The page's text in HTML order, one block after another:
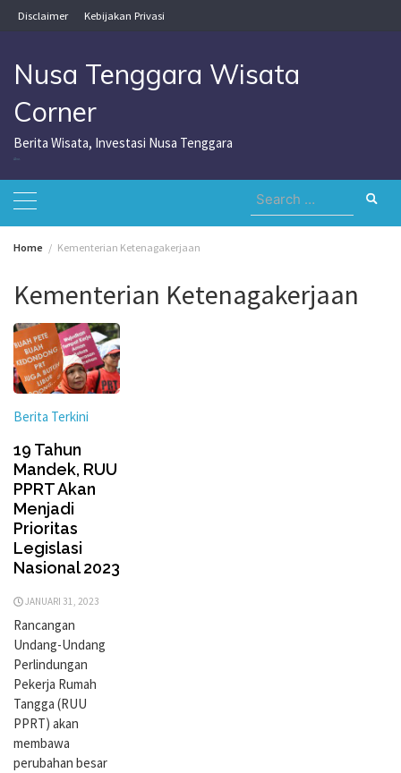
Skip
to
Disclaimer Kebijakan Privasi
Nusa Tenggara Wisata
Corner
Berita Wisata, Investasi Nusa Tenggara
Search
for:
Home Kementerian Ketenagakerjaan
Kementerian Ketenagakerjaan
Berita Terkini
19 Tahun
Mandek, RUU
PPRT Akan
Menjadi
Prioritas
Legislasi
Nasional 2023
JANUARI 31, 2023
Rancangan
Undang-Undang
Perlindungan
Pekerja Rumah
Tangga (RUU
PPRT) akan
membawa
perubahan besar